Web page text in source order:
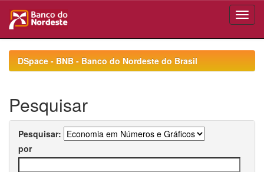
navigationDSpace - BNB - Banco do Nordeste do Brasil
Pesquisar
Pesquisar:
por